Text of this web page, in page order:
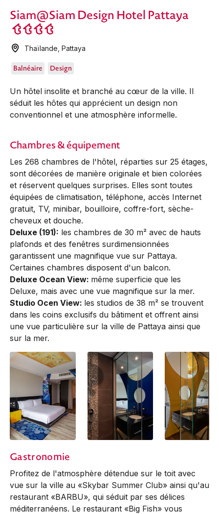
Siam@Siam Design Hotel Pattaya
Thaïlande ,Pattaya
Balnéaire Design
Un hôtel insolite et branché au cœur de la ville. Il
séduit les hôtes qui apprécient un design non
conventionnel et une atmosphère informelle.
Chambres & équipement
Les 268 chambres de l'hôtel, réparties sur 25 étages,
sont décorées de manière originale et bien colorées
et réservent quelques surprises. Elles sont toutes
équipées de climatisation, téléphone, accès Internet
gratuit, TV, minibar, bouilloire, coffre-fort, sèche-
cheveux et douche.
Deluxe (191): les chambres de 30 m² avec de hauts
plafonds et des fenêtres surdimensionnées
garantissent une magnifique vue sur Pattaya.
Certaines chambres disposent d'un balcon.
Deluxe Ocean View: même superficie que les
Deluxe, mais avec une vue magnifique sur la mer.
Studio Ocen View: les studios de 38 m² se trouvent
dans les coins exclusifs du bâtiment et offrent ainsi
une vue particulière sur la ville de Pattaya ainsi que
sur la mer.
Gastronomie
Profitez de l'atmosphère détendue sur le toit avec
vue sur la ville au «Skybar Summer Club» ainsi qu'au
restaurant «BARBU», qui séduit par ses délices
méditerranéens. Le restaurant «Big Fish» vous